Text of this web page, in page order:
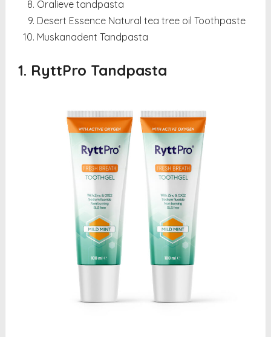
Oralieve tandpasta
Desert Essence Natural tea tree oil Toothpaste
Muskanadent Tandpasta
1. RyttPro Tandpasta